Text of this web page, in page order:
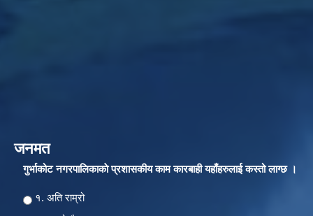
जनमत
गुर्भाकोट नगरपालिकाकाे प्रशासकीय काम कारबाही यहाँहरुलाई कस्तो लाग्छ ।
Choices
१. अति राम्रो